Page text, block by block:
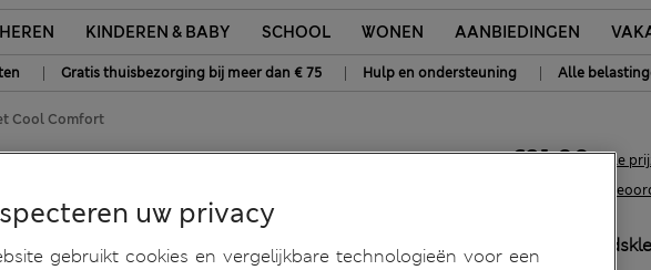
HEREN KINDEREN & BABY SCHOOL WONEN AANBIEDINGEN
| Gratis thuisbezorging bij meer dan € 75 | Hulp en ondersteuning | Alle
Cool Comfort
Comfort 531
€31,00 Alle
uw privacy
gebruikt cookies en vergelijkbare technologieën voor een